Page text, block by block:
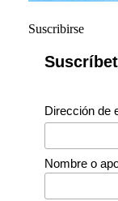
Suscribirse
Dirección de
Nombre o